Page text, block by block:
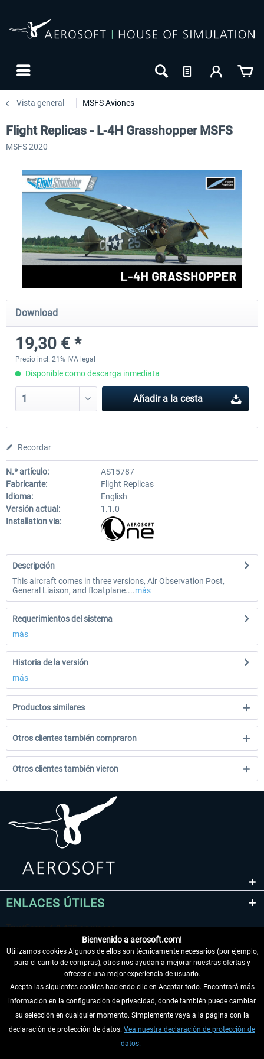
Vista general MSFS Aviones
FlightSim Studio - E-Jets 170/175
40,62 € *
Flight Replicas - L-4H Grasshopper MSFS
MSFS 2020
Download
19,30 € *
Precio incl. 21% IVA legal
Disponible como descarga inmediata
Añadir a la cesta
Recordar
N.º artículo:
AS15787
Fabricante:
Flight Replicas
Idioma:
English
Versión actual:
1.1.0
Installation via:
Descripción
This aircraft comes in three versions, Air Observation Post,
General Liaison, and floatplane....más
Requerimientos del sistema
más
Historia de la versión
más
Productos similares
Otros clientes también compraron
Otros clientes también vieron
ENLACES ÚTILES
DESISTIR DEL CONTRATO
INFORMACIÓN
Bienvenido a aerosoft.com!
Utilizamos cookies Algunos de ellos son técnicamente necesarios (por ejemplo,
para el carrito de compras), otros nos ayudan a mejorar nuestras ofertas y
ofrecerle una mejor experiencia de usuario.
Acepta las siguientes cookies haciendo clic en Aceptar todo. Encontrará más
información en la configuración de privacidad, donde también puede cambiar
su selección en cualquier momento. Simplemente vaya a la página con la
declaración de protección de datos. Vea nuestra declaración de protección de
datos.